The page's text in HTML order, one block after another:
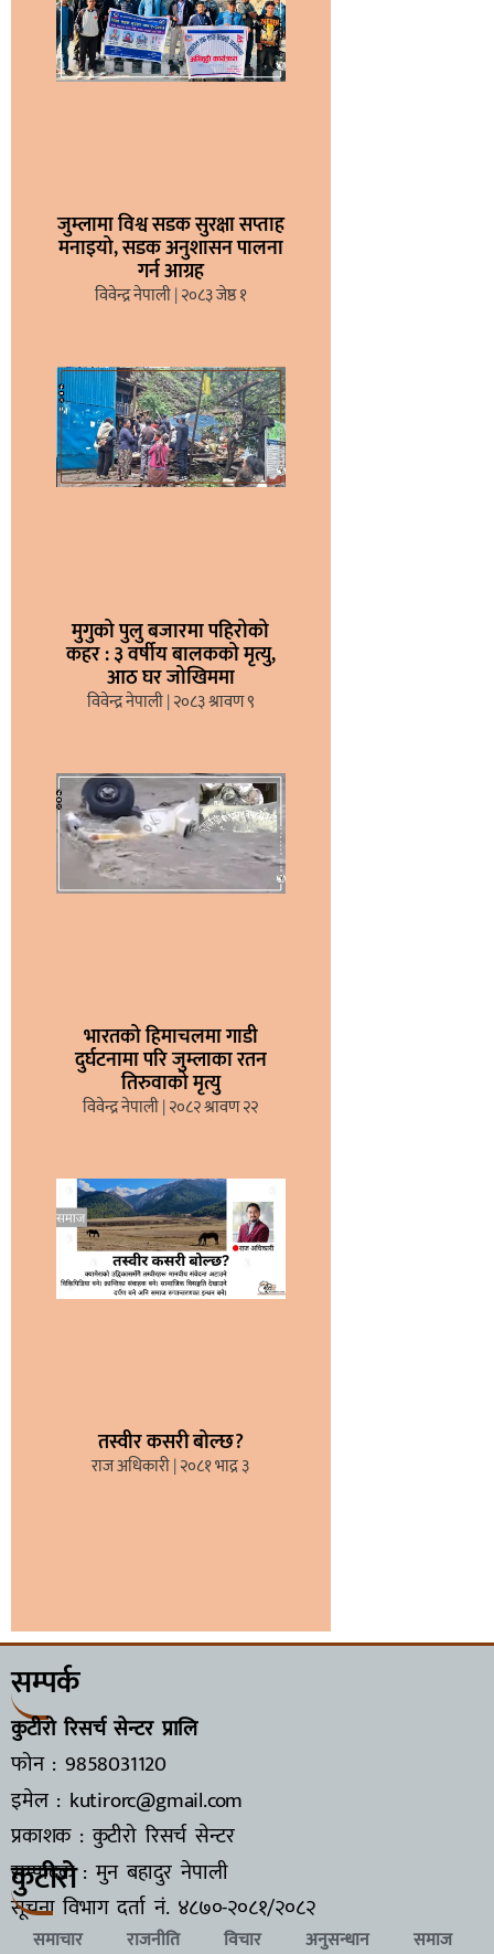
जुम्लामा विश्व सडक सुरक्षा सप्ताह
मनाइयो, सडक अनुशासन पालना
गर्न आग्रह
विवेन्द्र नेपाली २०८३ जेष्ठ १
मुगुको पुलु बजारमा पहिरोको
कहर : ३ वर्षीय बालकको मृत्यु,
आठ घर जोखिममा
विवेन्द्र नेपाली २०८३ श्रावण ९
भारतको हिमाचलमा गाडी
दुर्घटनामा परि जुम्लाका रतन
तिरुवाको मृत्यु
विवेन्द्र नेपाली २०८२ श्रावण २२
तस्वीर कसरी बोल्छ?
राज अधिकारी २०८१ भाद्र ३
सम्पर्क
कुटीरो रिसर्च सेन्टर प्रालि
फोन : 9858031120
इमेल : kutirorc@gmail.com
प्रकाशक : कुटीरो रिसर्च सेन्टर
सम्पादक : मुन बहादुर नेपाली
सूचना विभाग दर्ता नं. ४८७०-२०८१/२०८२
कुटीरो
समाचार राजनीति विचार अनुसन्धान समाज